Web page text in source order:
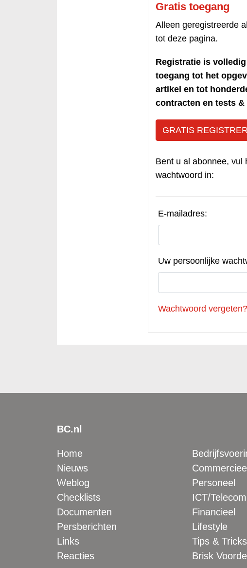
Gratis toegang
Alleen geregistreerde
tot deze pagina.
Registratie is
toegang tot het
artikel en tot
contracten en tests &
GRATIS
Bent u al abonnee, vul
wachtwoord in:
E-mailadres:
Uw persoonlijke
Wachtwoord vergeten?
BC.nl
Home
Nieuws
Weblog
Checklists
Documenten
Persberichten
Links
Reacties
Commercieel
Personeel
ICT/Telecom
Financieel
Lifestyle
Tips & Tricks
Brisk